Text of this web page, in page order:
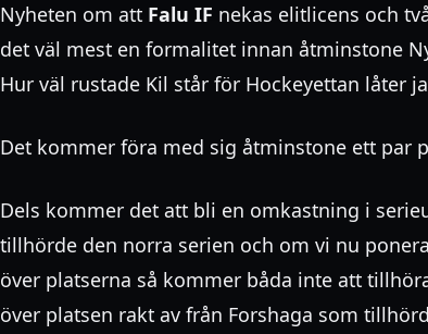
Nyheten om att Falu IF nekas elitlicens och
det väl mest en formalitet innan åtminstone
Hur väl rustade Kil står för Hockeyettan låter
Det kommer föra med sig åtminstone ett par
Dels kommer det att bli en omkastning i
tillhörde den norra serien och om vi nu
över platserna så kommer båda inte att
över platsen rakt av från Forshaga som